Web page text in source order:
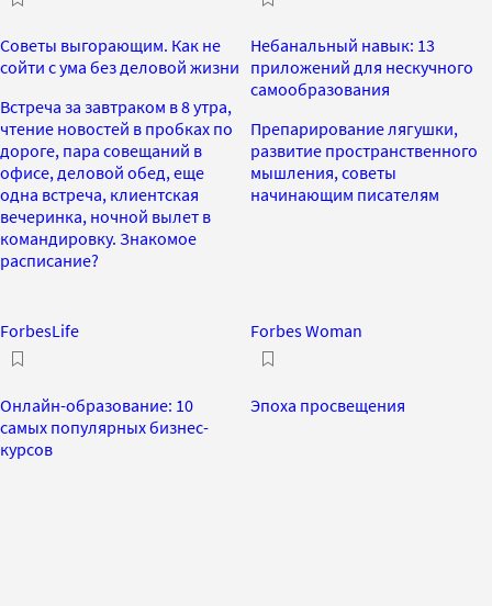
Советы выгорающим. Как не
сойти с ума без деловой жизни
Встреча за завтраком в 8 утра,
чтение новостей в пробках по
дороге, пара совещаний в
офисе, деловой обед, еще
одна встреча, клиентская
вечеринка, ночной вылет в
командировку. Знакомое
расписание?
Небанальный навык: 13
приложений для нескучного
самообразования
Препарирование лягушки,
развитие пространственного
мышления, советы
начинающим писателям
ForbesLife
Онлайн-образование: 10
самых популярных бизнес-
курсов
Forbes Woman
Эпоха просвещения